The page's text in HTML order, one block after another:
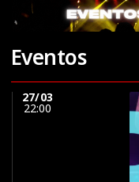
Eventos
27/03
22:00